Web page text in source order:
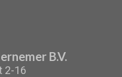
B.V.
2-16